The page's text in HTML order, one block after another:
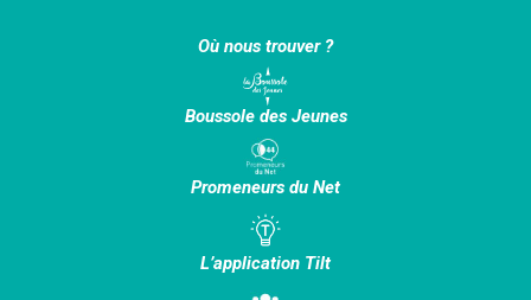
Où nous trouver ?
Boussole des Jeunes
Promeneurs du Net
L’application Tilt